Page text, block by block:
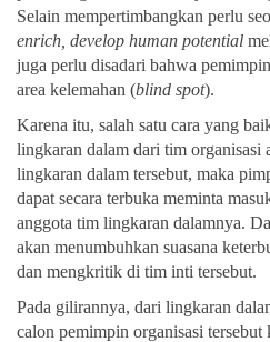
Selain mempertimbangkan perlu
enrich, develop human potential
juga perlu disadari bahwa
area kelemahan (blind spot).
Karena itu, salah satu cara yang
lingkaran dalam dari tim organisasi
lingkaran dalam tersebut, maka
dapat secara terbuka meminta
anggota tim lingkaran dalamnya.
akan menumbuhkan suasana
dan mengkritik di tim inti tersebut.
Pada gilirannya, dari lingkaran
calon pemimpin organisasi tersebut